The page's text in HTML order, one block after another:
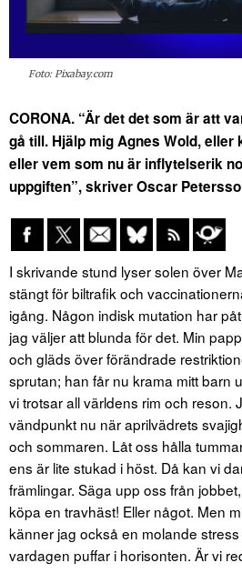
Foto: Pixabay.com
CORONA. “Är det det som är att
gå till. Hjälp mig Agnes Wold, eller
eller vem som nu är inflytelserik
uppgiften”, skriver Oscar
I skrivande stund lyser solen över
stängt för biltrafik och
igång. Någon indisk mutation har
jag väljer att blunda för det. Min
och gläds över förändrade
sprutan; han får nu krama mitt barn
vi trotsar all världens rim och reson.
vändpunkt nu när aprilvädrets
och sommaren. Låt oss hålla
ens är lite stukad i höst. Då kan vi
främlingar. Säga upp oss från
köpa en travhäst! Eller något. Men
känner jag också en molande
vardagen puffar i horisonten. Är vi